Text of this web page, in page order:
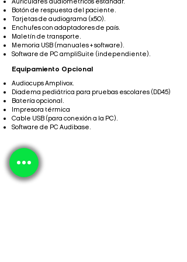
Botón de respuesta del paciente.
Tarjetas de audiograma (x50).
Enchufes con adaptadores de país.
Maletín de transporte.
Memoria USB (manuales + software).
Software de PC ampliSuite (independiente).
Equipamiento Opcional
Audiocups Amplivox.
Diadema pediátrica para pruebas escolares (DD45)
Batería opcional.
Impresora térmica
Cable USB (para conexión a la PC).
Software de PC Audibase.